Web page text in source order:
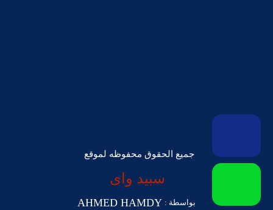
جميع الحقوق محفوظه لموقع
سبيد واى
بواسطة : AHMED HAMDY